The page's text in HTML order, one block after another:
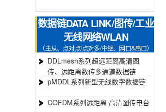
数据链DATA LINK/图传/工业
无线网络WLAN
（主从、点对点/点对多/中继、网口&串口）
DDLmesh系列超远距离高清图
传、远距离数传多通道数据链
pMDDL系列新型无线数字数据链
COFDM系列远距离 高清图传电台